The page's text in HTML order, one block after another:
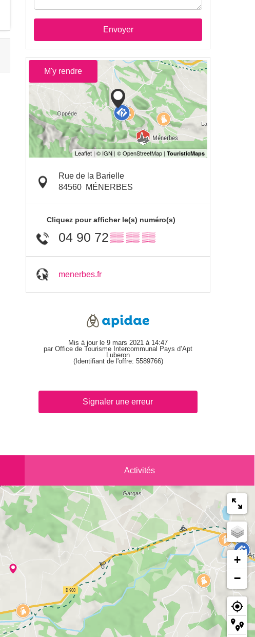
Envoyer
M'y rendre
Rue de la Barielle
84560 MÉNERBES
Cliquez pour afficher le(s) numéro(s)
04 90 72 ▒▒ ▒▒ ▒▒
menerbes.fr
Mis à jour le 9 mars 2021 à 14:47
par Office de Tourisme Intercommunal Pays d’Apt
Luberon
(Identifiant de l'offre: 5589766)
Signaler une erreur
Activités
+
−